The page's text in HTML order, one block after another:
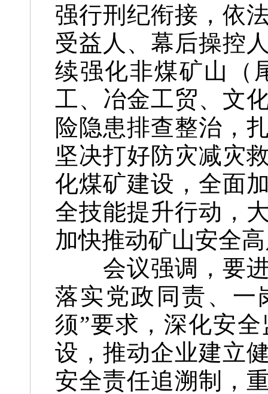
强行刑纪衔接，依
受益人、幕后操控
续强化非煤矿山（
工、冶金工贸、文
险隐患排查整治，
坚决打好防灾减灾
化煤矿建设，全面
全技能提升行动，
加快推动矿山安全
会议强调，要进
落实党政同责、一
须”要求，深化安
设，推动企业建立
安全责任追溯制，